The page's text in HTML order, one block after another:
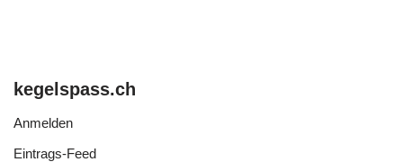
kegelspass.ch
Anmelden
Eintrags-Feed